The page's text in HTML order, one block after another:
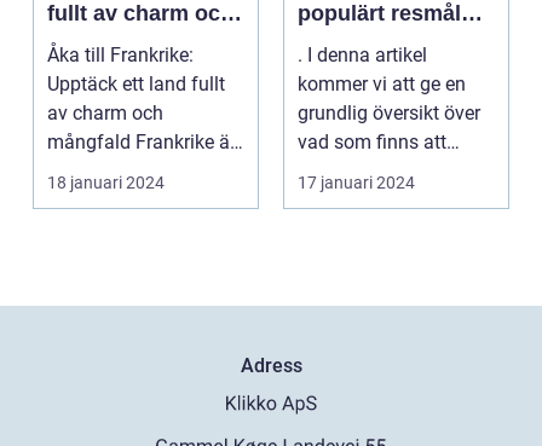
fullt av charm och
mångfald
Åka till Frankrike:
Upptäck ett land fullt
av charm och
mångfald Frankrike är
ett land som fasciner...
18 januari 2024
populärt resmål
för många
resenärer, som
dras till de vackra
stränderna, det
och den
avslappnade
. I denna artikel
kommer vi att ge en
grundlig översikt över
vad som finns att
upptäcka när man
flyg...
17 januari 2024
Adress